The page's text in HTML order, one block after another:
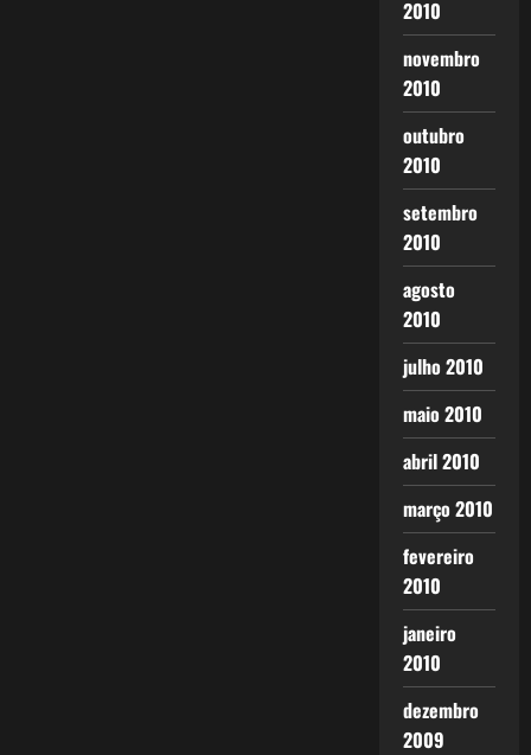
2010
novembro
2010
outubro
2010
setembro
2010
agosto
2010
julho 2010
maio 2010
abril 2010
março 2010
fevereiro
2010
janeiro
2010
dezembro
2009